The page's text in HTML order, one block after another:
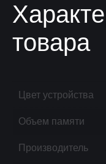
товара
Цвет устройства
Объем памяти
Производитель